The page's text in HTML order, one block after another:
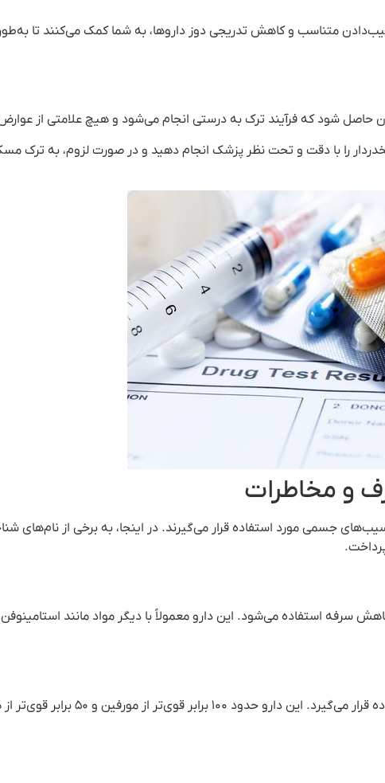
متناسب و کاهش تدریجی دوز داروها، به شما کمک می‌کنند تا
حاصل شود که فرآیند ترک به درستی انجام می‌شود و هیچ علامتی از
را با دقت و تحت نظر پزشک انجام دهید و در صورت لزوم، به ترک
و مخاطرات
جسمی مورد استفاده قرار می‌گیرند. در اینجا، به برخی از نام‌های
استفاده می‌شود. این دارو معمولاً با دیگر مواد مانند استامینوفن
از مورفین و ۵۰ برابر قوی‌تر از هروئین است.